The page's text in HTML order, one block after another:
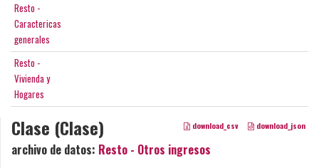
Resto -
Caractericas
generales
Resto -
Vivienda y
Hogares
download_csv download_json
Clase (Clase)
archivo de datos: Resto - Otros ingresos